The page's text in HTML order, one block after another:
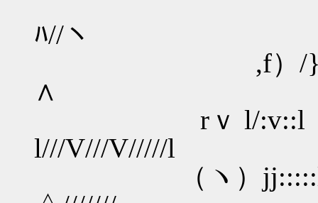
ﾊ//ヽ
,f）/}
∧
rｖ
l///V///V/////l
（ヽ